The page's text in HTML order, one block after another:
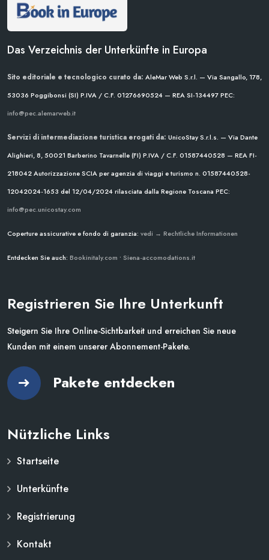
Das Verzeichnis der Unterkünfte in Europa
Sito editoriale e tecnologico curato da: AleMar Web S.r.l. — Via Sangallo, 178,
53036 Poggibonsi (SI) P.IVA / C.F. 01276690524 — REA SI-134497PEC:
info@pec.alemarweb.it
Servizi di intermediazione turistica erogati da: UnicoStay S.r.l.s. — Via Dante
Alighieri, 8, 50021 Barberino Tavarnelle (FI) P.IVA / C.F. 01587440528 — REA FI-
218042Autorizzazione SCIA per agenzia di viaggi e turismo n. 01587440528-
12042024-1653 del 12/04/2024rilasciata dalla Regione Toscana PEC:
info@pec.unicostay.com
Coperture assicurative e fondo di garanzia: vedi → Rechtliche Informationen
Entdecken Sie auch: Bookinitaly.com • Siena-accomodations.it
Registrieren Sie Ihre Unterkunft
Steigern Sie Ihre Online-Sichtbarkeit und erreichen Sie neue
Kunden mit einem unserer Abonnement-Pakete.
Pakete entdecken
Nützliche Links
Startseite
Unterkünfte
Registrierung
Kontakt